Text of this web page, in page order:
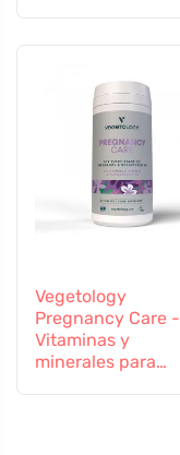
Vegetology
Pregnancy Care -
Vitaminas y
minerales para